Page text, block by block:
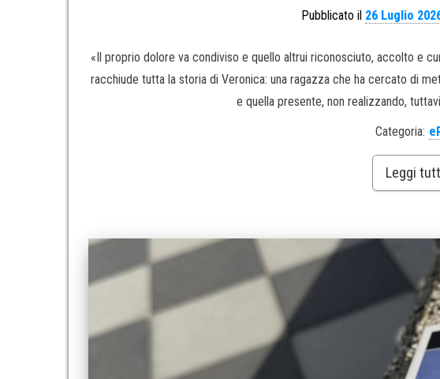
Pubblicato il 26 Luglio
«Il proprio dolore va condiviso e quello altrui riconosciuto, accolto e
racchiude tutta la storia di Veronica: una ragazza che ha cercato di
e quella presente, non realizzando,
Categoria:
Leggi